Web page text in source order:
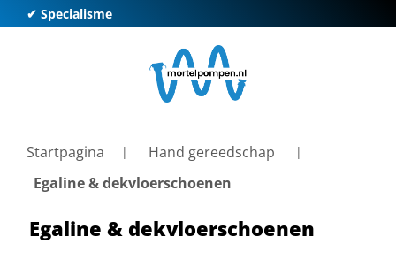
✔ Specialisme
Startpagina
Hand gereedschap
Egaline & dekvloerschoenen
Egaline & dekvloerschoenen